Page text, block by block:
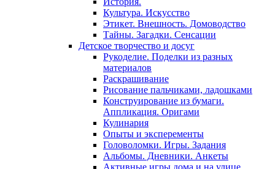
Культура. Искусство
Этикет. Внешность. Домоводство
Тайны. Загадки. Сенсации
Детское творчество и досуг
Рукоделие. Поделки из разных
материалов
Раскрашивание
Рисование пальчиками, ладошками
Конструирование из бумаги.
Аппликация. Оригами
Кулинария
Опыты и эксперементы
Головоломки. Игры. Задания
Альбомы. Дневники. Анкеты
Активные игры дома и на улице